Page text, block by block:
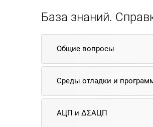
База знаний.
Общие вопросы
Среды отладки и
АЦП и ΔΣАЦП